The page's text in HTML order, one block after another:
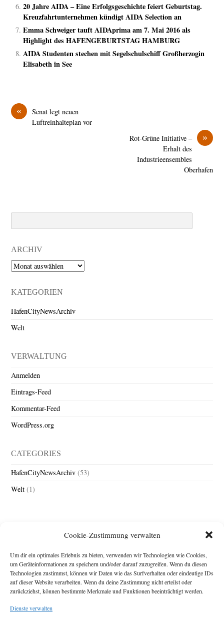
Cookie-Zustimmung verwalten
Um dir ein optimales Erlebnis zu bieten, verwenden wir Technologien wie Cookies,
um Geräteinformationen zu speichern und/oder darauf zuzugreifen. Wenn du diesen
Technologien zustimmst, können wir Daten wie das Surfverhalten oder eindeutige IDs
auf dieser Website verarbeiten. Wenn du deine Zustimmung nicht erteilst oder
zurückziehst, können bestimmte Merkmale und Funktionen beeinträchtigt werden.
Dienste verwalten
20 Jahre AIDA – Eine Erfolgsgeschichte feiert Geburtstag.
Kreuzfahrtunternehmen kündigt AIDA Selection an
Emma Schweiger tauft AIDAprima am 7. Mai 2016 als
Highlight des HAFENGEBURTSTAG HAMBURG
AIDA Studenten stechen mit Segelschulschiff Großherzogin
Elisabeth in See
«
Senat legt neuen
Luftreinhalteplan vor
»
Rot-Grüne Initiative –
Erhalt des
Industrieensembles
Oberhafen
ARCHIV
Archiv
KATEGORIEN
HafenCityNewsArchiv
Welt
VERWALTUNG
Anmelden
Eintrags-Feed
Kommentar-Feed
WordPress.org
CATEGORIES
HafenCityNewsArchiv (53)
Welt (1)
Impressum
Michael Baden,